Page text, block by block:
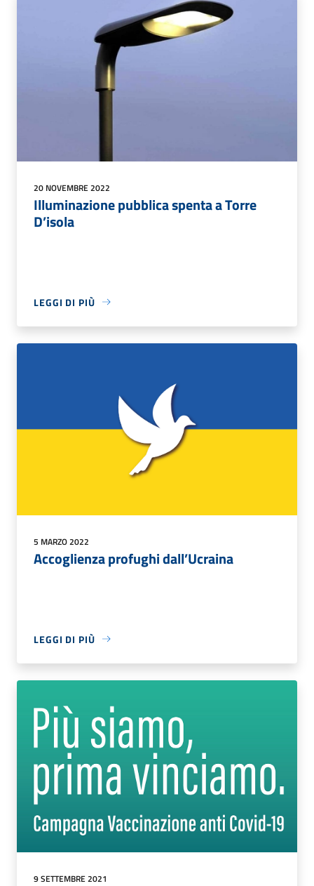
20 NOVEMBRE 2022
Illuminazione pubblica spenta a Torre
D’isola
LEGGI DI PIÙ
5 MARZO 2022
Accoglienza profughi dall’Ucraina
LEGGI DI PIÙ
9 SETTEMBRE 2021